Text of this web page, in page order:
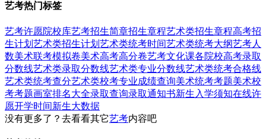
艺考热门标签
艺考许愿院校库艺考招生简章招生章程艺术类招生章程高考招
生计划 艺术类招生计划 艺术类统考时间艺术类统考大纲艺考人
数美术联考模拟卷美术高考高分卷艺考文化课各院校高考录取
分数线艺术类录取分数线艺术类专业分数线艺术类统考合格线
艺术类统考查分艺术类校考专业成绩查询美术统考考题美术校
考考题画室排名大全录取查询录取通知书新生入学须知在线许
愿开学时间新生大数据
没有更多了？去看看其它艺考内容吧